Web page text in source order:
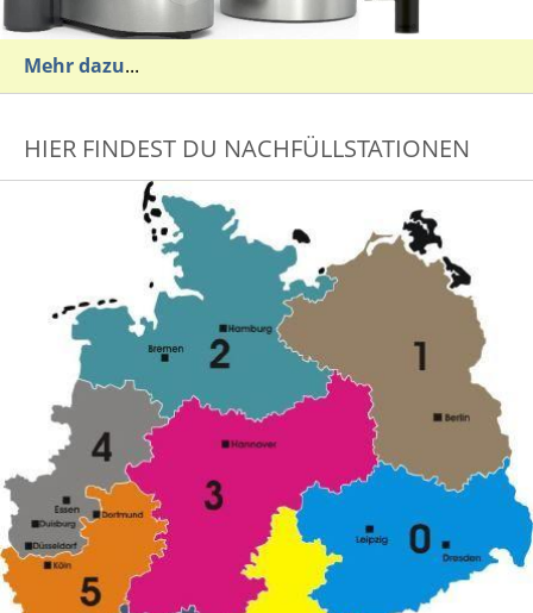
Mehr dazu...
HIER FINDEST DU NACHFÜLLSTATIONEN